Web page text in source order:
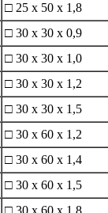
□ 25 x 50 x 1,8
□ 30 x 30 x 0,9
□ 30 x 30 x 1,0
□ 30 x 30 x 1,2
□ 30 x 30 x 1,5
□ 30 x 60 x 1,2
□ 30 x 60 x 1,4
□ 30 x 60 x 1,5
□ 30 x 60 x 1,8